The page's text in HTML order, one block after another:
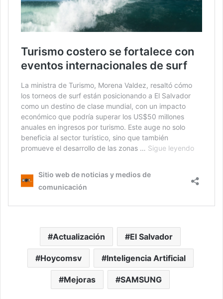
Actualización El Salvador
Hoycomsv Inteligencia Artificial
Mejoras SAMSUNG